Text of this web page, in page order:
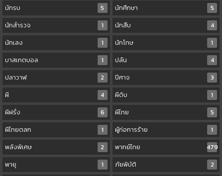
นักรบ
5 นักศึกษา
5
นักสำรวจ
1 นักสืบ
4
นักเลง
1 นักโทษ
1
บาสเกตบอล
1 ปล้น
4
ปลาวาฬ
2 ปีศาจ
3
ผี
4 ผีดิบ
1
ผีฝรั่ง
6 ผีไทย
5
ผีไทยตลก
1 ผู้ก่อการร้าย
1
พลังพิเศษ
2 พากย์ไทย
479
พายุ
1 ภัยพิบัติ
2